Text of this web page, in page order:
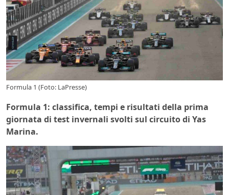
Formula 1 (Foto: LaPresse)
Formula 1: classifica, tempi e risultati della prima
giornata di test invernali svolti sul circuito di Yas
Marina.